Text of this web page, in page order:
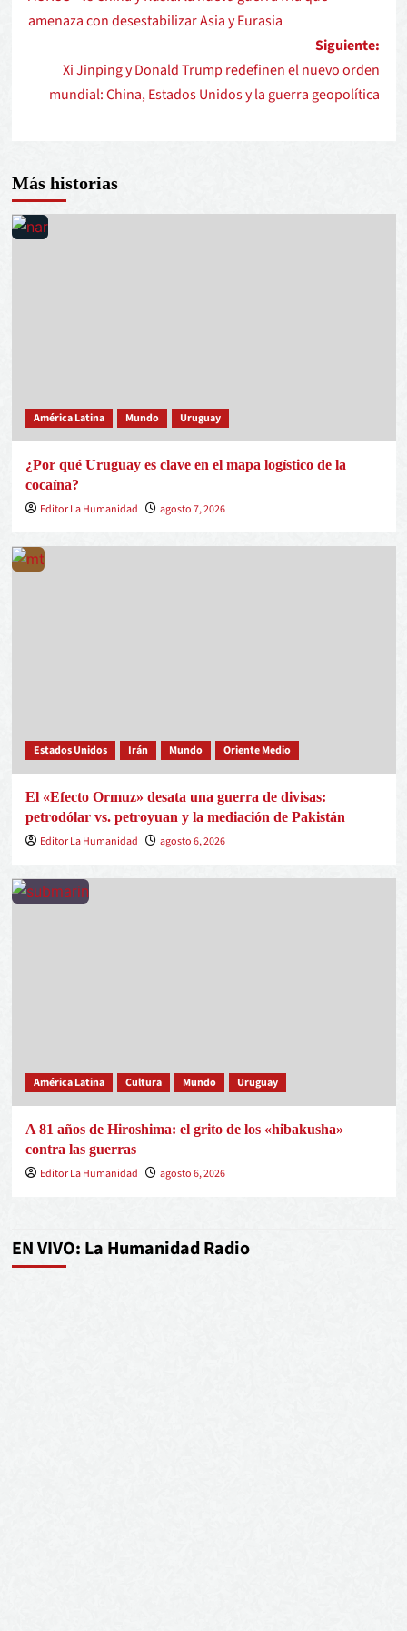
amenaza con desestabilizar Asia y Eurasia
Siguiente:
Xi Jinping y Donald Trump redefinen el nuevo orden
mundial: China, Estados Unidos y la guerra geopolítica
Más historias
América Latina Mundo Uruguay
¿Por qué Uruguay es clave en el mapa logístico de la
cocaína?
Editor La Humanidad
agosto 7, 2026
Estados Unidos Irán Mundo Oriente Medio
El «Efecto Ormuz» desata una guerra de divisas:
petrodólar vs. petroyuan y la mediación de Pakistán
Editor La Humanidad
agosto 6, 2026
América Latina Cultura Mundo Uruguay
A 81 años de Hiroshima: el grito de los «hibakusha»
contra las guerras
Editor La Humanidad
agosto 6, 2026
EN VIVO: La Humanidad Radio